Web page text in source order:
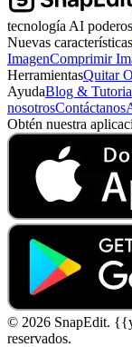
tecnología AI
Nuevas características
ImagenComprimir
HerramientasQuitar
AyudaBlog &
nosotrosContáctanos
Obtén nuestra
© 2026 SnapEdit.
reservados.